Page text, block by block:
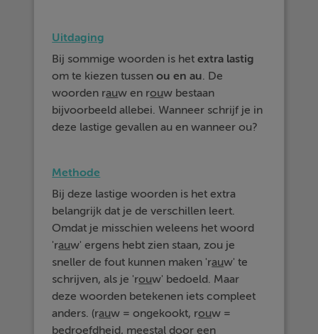
Uitdaging
Bij sommige woorden is hetextra lastig
om te kiezen tussen ou en au. De
woorden rauw en rouw bestaan
bijvoorbeeld allebei. Wanneer schrijf je in
deze lastige gevallen au en wanneer ou?
Methode
Bij deze lastige woorden is het extra
belangrijk dat je de verschillen leert.
Omdat je misschien weleens het woord
'rauw' ergens hebt zien staan, zou je
sneller de fout kunnen maken 'rauw' te
schrijven, als je 'rouw' bedoeld. Maar
deze woorden betekenen iets compleet
anders. (rauw = ongekookt, rouw =
bedroefdheid, meestal door een